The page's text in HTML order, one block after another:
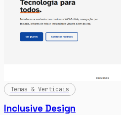
Temas & Verticais
Inclusive Design